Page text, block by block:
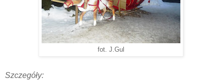
fot. J.Gul
Szczegóły: